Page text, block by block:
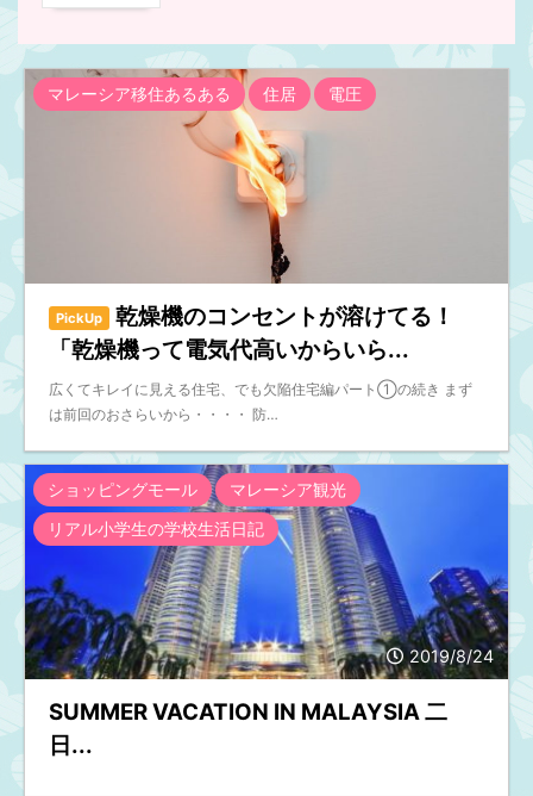
マレーシア移住あるある 住居 電圧
PickUp
乾燥機のコンセントが溶けてる！
「乾燥機って電気代高いからいら...
広くてキレイに見える住宅、でも欠陥住宅編パート①の続き まず
は前回のおさらいから・・・・ 防…
2019/8/24
ショッピングモール
マレーシア観光
リアル小学生の学校生活日記
SUMMER VACATION IN MALAYSIA 二
日...